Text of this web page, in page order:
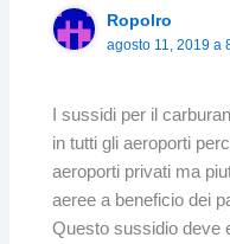
Ropolro
agosto 11, 2019 a
I sussidi per il
in tutti gli aeroporti
aeroporti privati ​​ma
aeree a beneficio dei
Questo sussidio deve